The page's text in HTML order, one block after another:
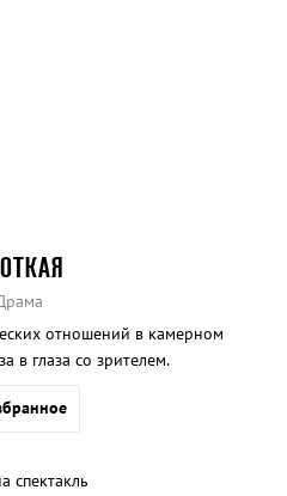
отношений в камерном
в глаза со зрителем.